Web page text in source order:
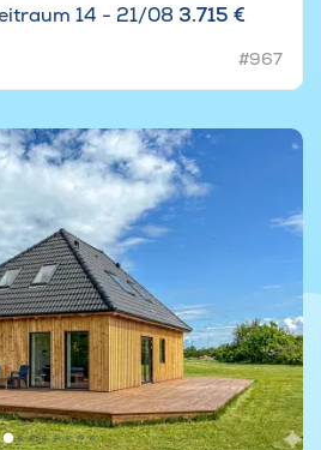
14 - 21/08 3.715 €
#967